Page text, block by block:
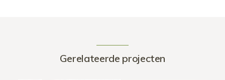
Gerelateerde projecten